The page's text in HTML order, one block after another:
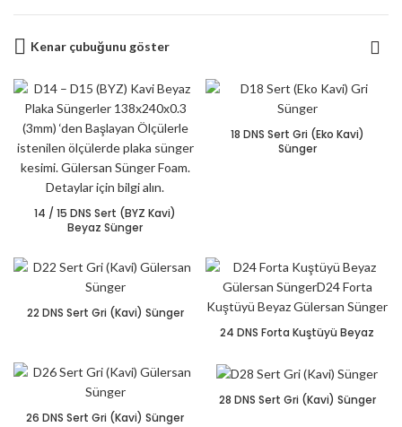
Kenar çubuğunu göster
14 / 15 DNS Sert (BYZ Kavi)
Beyaz Sünger
18 DNS Sert Gri (Eko Kavi)
Sünger
22 DNS Sert Gri (Kavi) Sünger
24 DNS Forta Kuştüyü Beyaz
26 DNS Sert Gri (Kavi) Sünger
28 DNS Sert Gri (Kavi) Sünger